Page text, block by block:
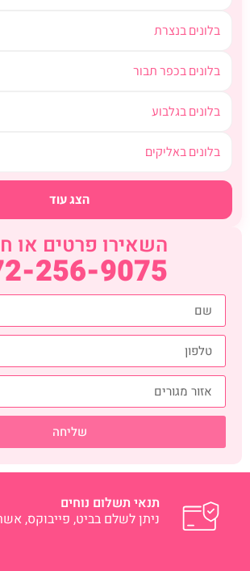
בלונים בנצרת
בלונים בכפר תבור
בלונים בגלבוע
בלונים באליקים
הצג עוד
השאירו פרטים או
256-9075
שליחה
תנאי תשלום נוחים
ניתן לשלם בביט, פייבוקס,